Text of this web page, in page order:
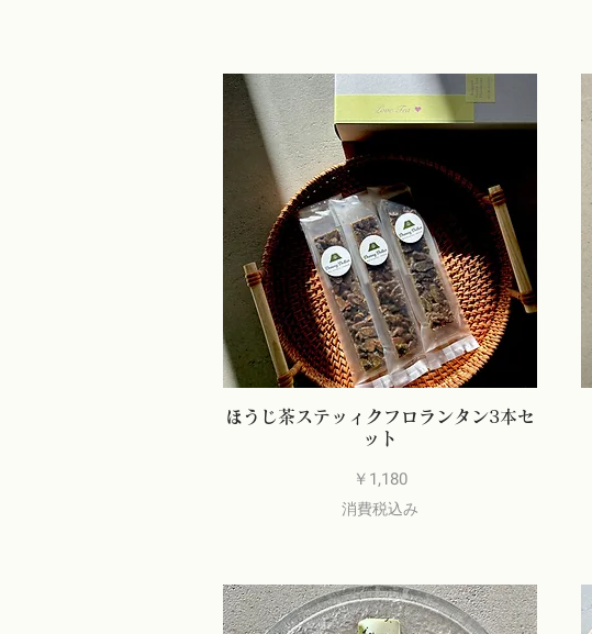
ほうじ茶ステッィクフロランタン3本セ
ット
価格
￥1,180
消費税込み